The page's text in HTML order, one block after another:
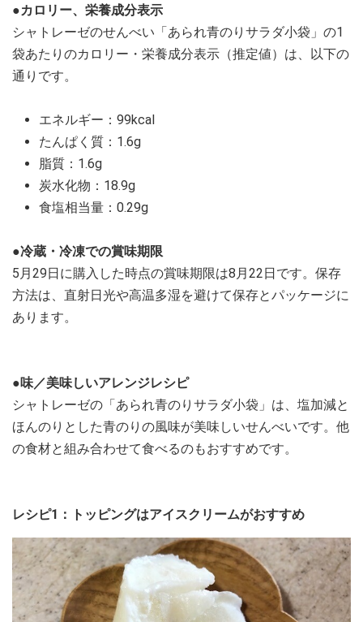
●カロリー、栄養成分表示
シャトレーゼのせんべい「あられ青のりサラダ小袋」の1
袋あたりのカロリー・栄養成分表示（推定値）は、以下の
通りです。
エネルギー：99kcal
たんぱく質：1.6g
脂質：1.6g
炭水化物：18.9g
食塩相当量：0.29g
●冷蔵・冷凍での賞味期限
5月29日に購入した時点の賞味期限は8月22日です。保存
方法は、直射日光や高温多湿を避けて保存とパッケージに
あります。
●味／美味しいアレンジレシピ
シャトレーゼの「あられ青のりサラダ小袋」は、塩加減と
ほんのりとした青のりの風味が美味しいせんべいです。他
の食材と組み合わせて食べるのもおすすめです。
レシピ1：トッピングはアイスクリームがおすすめ